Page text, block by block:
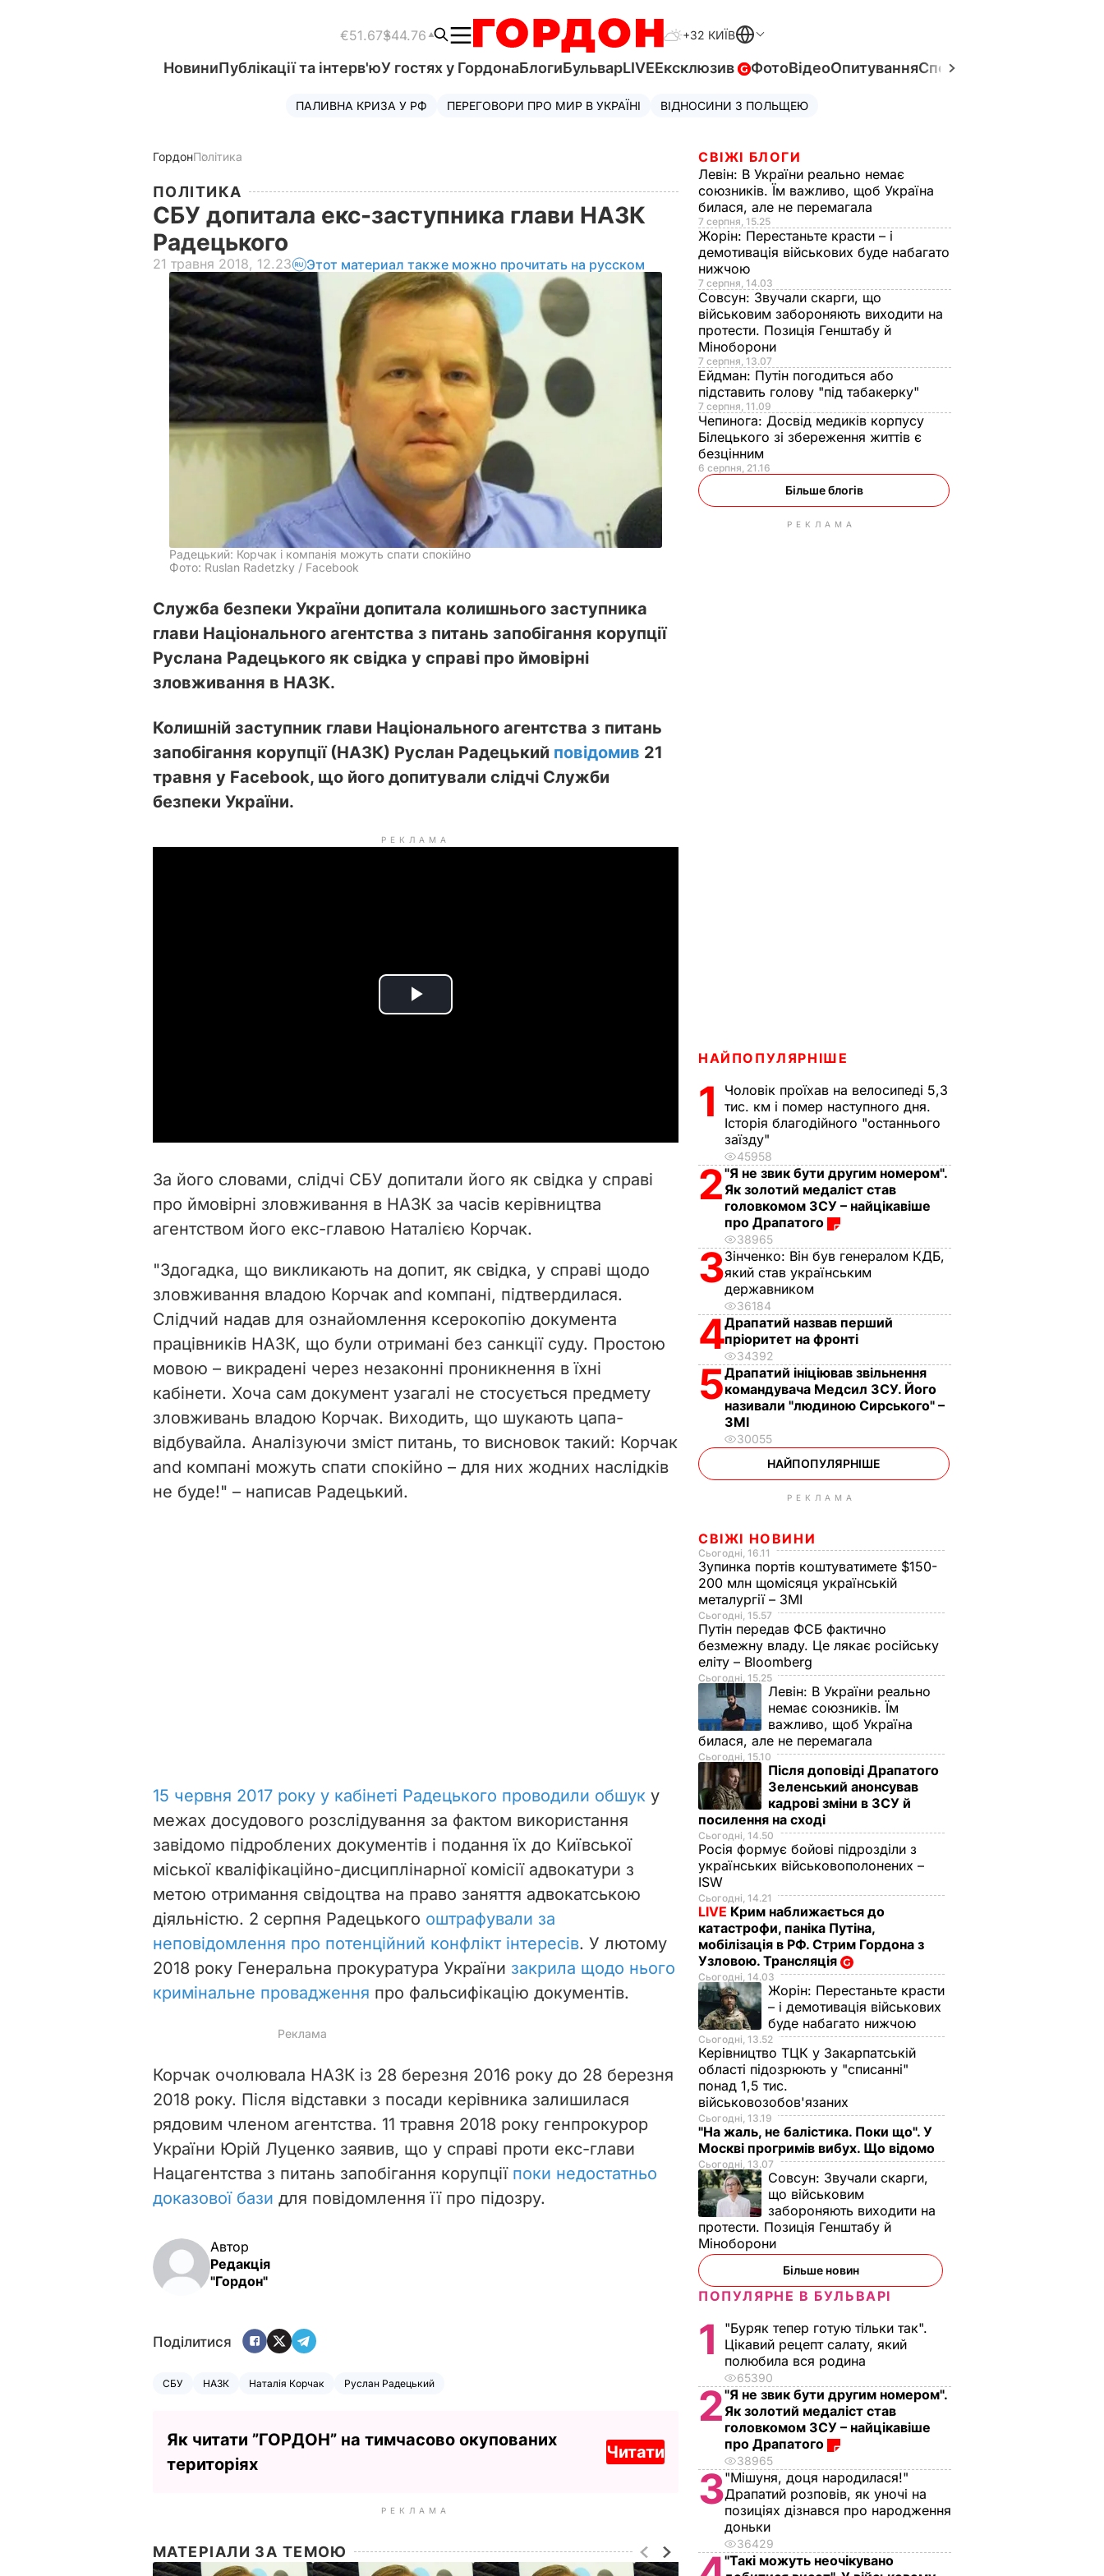
€51.67$44.76 +32 КИЇВ
НовиниПублікації та інтерв'юУ гостях у ГордонаБлогиБульварLIVEЕксклюзив ФотоВідеоОпитуванняСпецпроєкти
ПАЛИВНА КРИЗА У РФ ПЕРЕГОВОРИ ПРО МИР В УКРАЇНІ ВІДНОСИНИ З ПОЛЬЩЕЮ
ГордонПолітика
ПОЛІТИКА
СБУ допитала екс-заступника глави НАЗК
Радецького
21 травня 2018, 12.23 Этот материал также можно прочитать на русском
Радецький: Корчак і компанія можуть спати спокійно
Фото: Ruslan Radetzky / Facebook
Служба безпеки України допитала колишнього заступника
глави Національного агентства з питань запобігання корупції
Руслана Радецького як свідка у справі про ймовірні
зловживання в НАЗК.
Колишній заступник глави Національного агентства з питань
запобігання корупції (НАЗК) Руслан Радецький повідомив 21
травня у Facebook, що його допитували слідчі Служби
безпеки України.
РЕКЛАМА
P
i
d
e
o
За його словами, слідчі СБУ допитали його як свідка у справі
про ймовірні зловживання в НАЗК за часів керівництва
агентством його екс-главою Наталією Корчак.
"Здогадка, що викликають на допит, як свідка, у справі щодо
зловживання владою Корчак аnd компані, підтвердилася.
Слідчий надав для ознайомлення ксерокопію документа
працівників НАЗК, що були отримані без санкції суду. Простою
мовою – викрадені через незаконні проникнення в їхні
кабінети. Хоча сам документ узагалі не стосується предмету
зловживань владою Корчак. Виходить, що шукають цапа-
відбувайла. Аналізуючи зміст питань, то висновок такий: Корчак
аnd компані можуть спати спокійно – для них жодних наслідків
не буде!" – написав Радецький.
15 червня 2017 року у кабінеті Радецького проводили обшук у
межах досудового розслідування за фактом використання
завідомо підроблених документів і подання їх до Київської
міської кваліфікаційно-дисциплінарної комісії адвокатури з
метою отримання свідоцтва на право заняття адвокатською
діяльністю. 2 серпня Радецького оштрафували за
неповідомлення про потенційний конфлікт інтересів. У лютому
2018 року Генеральна прокуратура України закрила щодо нього
кримінальне провадження про фальсифікацію документів.
Корчак очолювала НАЗК із 28 березня 2016 року до 28 березня
2018 року. Після відставки з посади керівника залишилася
рядовим членом агентства. 11 травня 2018 року генпрокурор
України Юрій Луценко заявив, що у справі проти екс-глави
Нацагентства з питань запобігання корупції поки недостатньо
доказової бази для повідомлення її про підозру.
Автор
Редакція
"Гордон"
Поділитися
СБУ НАЗК Наталія Корчак Руслан Радецький
Як читати ”ГОРДОН” на тимчасово окупованих
територіях
Читати
РЕКЛАМА
МАТЕРІАЛИ ЗА ТЕМОЮ
СВІЖІ БЛОГИ
Левін: В України реально немає
союзників. Їм важливо, щоб Україна
билася, але не перемагала
7 серпня, 15.25
Жорін: Перестаньте красти – і
демотивація військових буде набагато
нижчою
7 серпня, 14.03
Совсун: Звучали скарги, що
військовим забороняють виходити на
протести. Позиція Генштабу й
Міноборони
7 серпня, 13.07
Ейдман: Путін погодиться або
підставить голову "під табакерку"
7 серпня, 11.09
Чепинога: Досвід медиків корпусу
Білецького зі збереження життів є
безцінним
6 серпня, 21.16
Більше блогів
РЕКЛАМА
НАЙПОПУЛЯРНІШЕ
1
Чоловік проїхав на велосипеді 5,3
тис. км і помер наступного дня.
Історія благодійного "останнього
заїзду"
45958
2"Я не звик бути другим номером".
Як золотий медаліст став
головкомом ЗСУ – найцікавіше
про Драпатого
38965
3Зінченко: Він був генералом КДБ,
який став українським
державником
36184
4Драпатий назвав перший
пріоритет на фронті
34392
5Драпатий ініціював звільнення
командувача Медсил ЗСУ. Його
називали "людиною Сирського" –
ЗМІ
30055
НАЙПОПУЛЯРНІШЕ
РЕКЛАМА
СВІЖІ НОВИНИ
Сьогодні, 16.11
Зупинка портів коштуватимете $150-
200 млн щомісяця українській
металургії – ЗМІ
Сьогодні, 15.57
Путін передав ФСБ фактично
безмежну владу. Це лякає російську
еліту – Bloomberg
Сьогодні, 15.25
Левін: В України реально
немає союзників. Їм
важливо, щоб Україна
билася, але не перемагала
Сьогодні, 15.10
Після доповіді Драпатого
Зеленський анонсував
кадрові зміни в ЗСУ й
посилення на сході
Сьогодні, 14.50
Росія формує бойові підрозділи з
українських військовополонених –
ISW
Сьогодні, 14.21
LIVE Крим наближається до
катастрофи, паніка Путіна,
мобілізація в РФ. Стрим Гордона з
Узловою. Трансляція
Сьогодні, 14.03
Жорін: Перестаньте красти
– і демотивація військових
буде набагато нижчою
Сьогодні, 13.52
Керівництво ТЦК у Закарпатській
області підозрюють у "списанні"
понад 1,5 тис.
військовозобов'язаних
Сьогодні, 13.19
"На жаль, не балістика. Поки що". У
Москві прогримів вибух. Що відомо
Сьогодні, 13.07
Совсун: Звучали скарги,
що військовим
забороняють виходити на
протести. Позиція Генштабу й
Міноборони
Більше новин
ПОПУЛЯРНЕ В БУЛЬВАРІ
1
"Буряк тепер готую тільки так".
Цікавий рецепт салату, який
полюбила вся родина
65390
2"Я не звик бути другим номером".
Як золотий медаліст став
головкомом ЗСУ – найцікавіше
про Драпатого
38965
3"Мішуня, доця народилася!"
Драпатий розповів, як уночі на
позиціях дізнався про народження
доньки
36429
"Такі можуть неочікувано